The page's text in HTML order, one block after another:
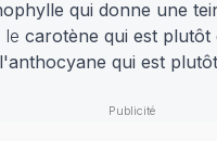
qui donne une
, le carotène qui est plutôt
l'anthocyane qui est